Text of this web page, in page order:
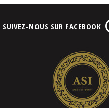
SUIVEZ-NOUS SUR FACEBOOK